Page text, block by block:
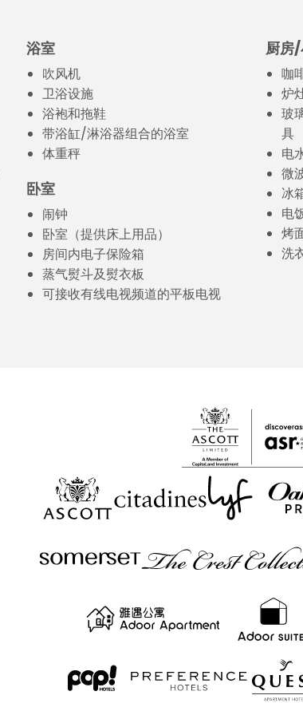
浴室
吹风机
卫浴设施
浴袍和拖鞋
带浴缸/淋浴器组合的浴室
体重秤
卧室
闹钟
卧室（提供床上用品）
房间内电子保险箱
蒸气熨斗及熨衣板
可接收有线电视频道的平板电视
厨房
咖
炉
玻
具
电
微
冰
电
烤
洗